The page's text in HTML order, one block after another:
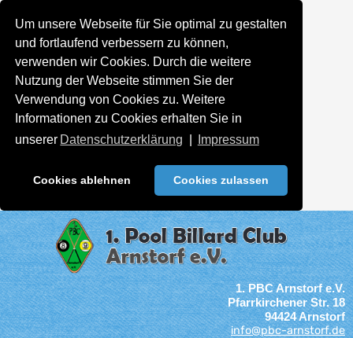
Um unsere Webseite für Sie optimal zu gestalten
und fortlaufend verbessern zu können,
verwenden wir Cookies. Durch die weitere
Nutzung der Webseite stimmen Sie der
Verwendung von Cookies zu. Weitere
Informationen zu Cookies erhalten Sie in
unserer Datenschutzerklärung Impressum
Cookies ablehnen Cookies zulassen
1. PBC Arnstorf e.V.
Pfarrkirchener Str. 18
94424 Arnstorf
info@pbc-arnstorf.de